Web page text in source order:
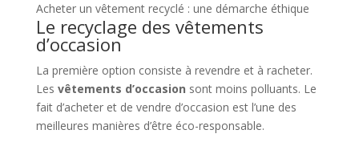
Acheter un vêtement recyclé : une démarche éthique
Le recyclage des vêtements
d’occasion
La première option consiste à revendre et à racheter.
Les vêtements d’occasion sont moins polluants. Le
fait d’acheter et de vendre d’occasion est l’une des
meilleures manières d’être éco-responsable.